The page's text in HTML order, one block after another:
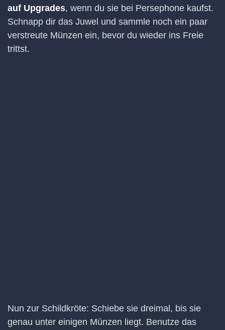
auf Upgrades, wenn du sie bei Persephone kaufst.
Schnapp dir das Juwel und sammle noch ein paar
verstreute Münzen ein, bevor du wieder ins Freie
trittst.
Nun zur Schildkröte: Schiebe sie dreimal, bis sie
genau unter einigen Münzen liegt. Benutze das